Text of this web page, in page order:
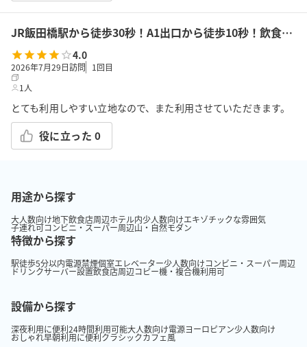
JR飯田橋駅から徒歩30秒！A1出口から徒歩10秒！飲食持込可!高速Wi-Fi!会議/ボドゲ/推し活/女子会/サロン/控室などで利用可能!貸会議室KS6飯田橋★
4.0
2026年7月29日訪問 1 回目
1人
とても利用しやすい立地なので、また利用させていただきます。
役に立った 0
用途から探す
大人数向け地下飲食店周辺ホテル内少人数向けエキゾチックな雰囲気
子連れ可コンビニ・スーパー周辺山・自然モダン
特徴から探す
駅徒歩5分以内電源禁煙個室エレベーター少人数向けコンビニ・スーパー周辺
ドリンクサーバー設置飲食店周辺コピー機・複合機利用可
設備から探す
深夜利用に便利24時間利用可能大人数向け電源ヨーロピアン少人数向け
おしゃれ早朝利用に便利クラシックカフェ風